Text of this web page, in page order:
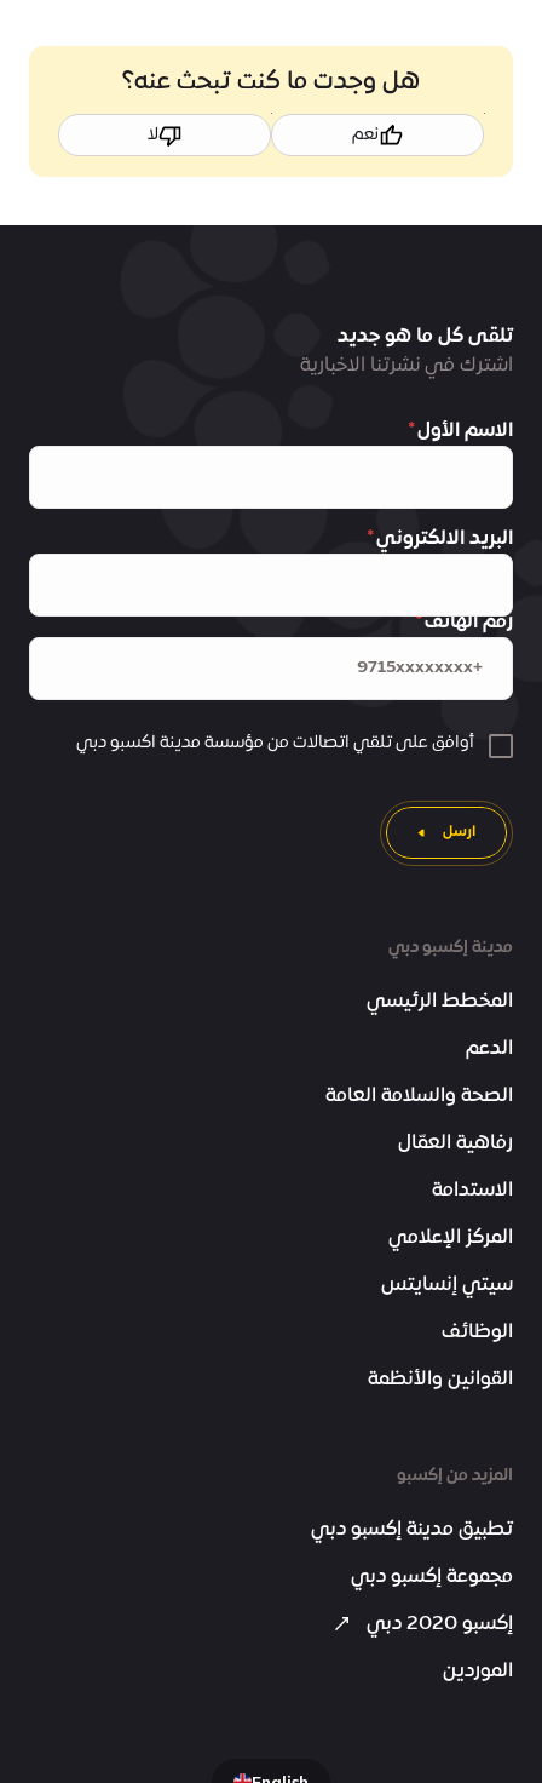
هل وجدت ما كنت تبحث عنه؟
نعم لا
مدينة إكسبو دبي
المخطط الرئيسي
الدعم
الصحة والسلامة العامة
رفاهية العمّال
الاستدامة
المركز الإعلامي
سيتي إنسايتس
الوظائف
القوانين والأنظمة
المزيد من إكسبو
تطبيق مدينة إكسبو دبي
مجموعة إكسبو دبي
إكسبو 2020 دبي
الموردين
تلقى كل ما هو جديد
اشترك في نشرتنا الاخبارية
الاسم الأول
البريد الالكتروني
رقم الهاتف
أوافق على تلقي اتصالات من مؤسسة مدينة اكسبو دبي
ارسل